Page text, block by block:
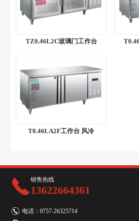
TZ0.46L2C玻璃门工作台
T0.46LA2F工作台 风冷
销售热线
13622664361
电话：0757-26325714